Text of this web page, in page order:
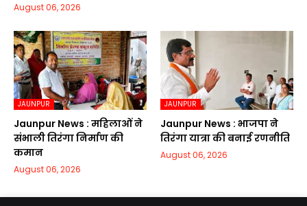
August 06, 2026
JAUNPUR
Jaunpur News : महिलाओं ने
संभाली तिरंगा निर्माण की
कमान
August 06, 2026
JAUNPUR
Jaunpur News : भाजपा ने
तिरंगा यात्रा की बनाई रणनीति
August 06, 2026